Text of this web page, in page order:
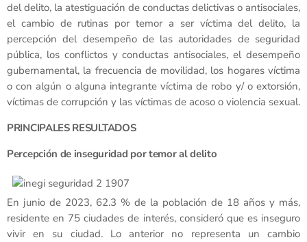
del delito, la atestiguación de conductas delictivas o antisociales,
el cambio de rutinas por temor a ser víctima del delito, la
percepción del desempeño de las autoridades de seguridad
pública, los conflictos y conductas antisociales, el desempeño
gubernamental, la frecuencia de movilidad, los hogares víctima
o con algún o alguna integrante víctima de robo y/ o extorsión,
víctimas de corrupción y las víctimas de acoso o violencia sexual.
PRINCIPALES RESULTADOS
Percepción de inseguridad por temor al delito
En junio de 2023, 62.3 % de la población de 18 años y más,
residente en 75 ciudades de interés, consideró que es inseguro
vivir en su ciudad. Lo anterior no representa un cambio